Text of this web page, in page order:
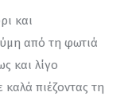
και
από τη φωτιά
και λίγο
πιέζοντας τη